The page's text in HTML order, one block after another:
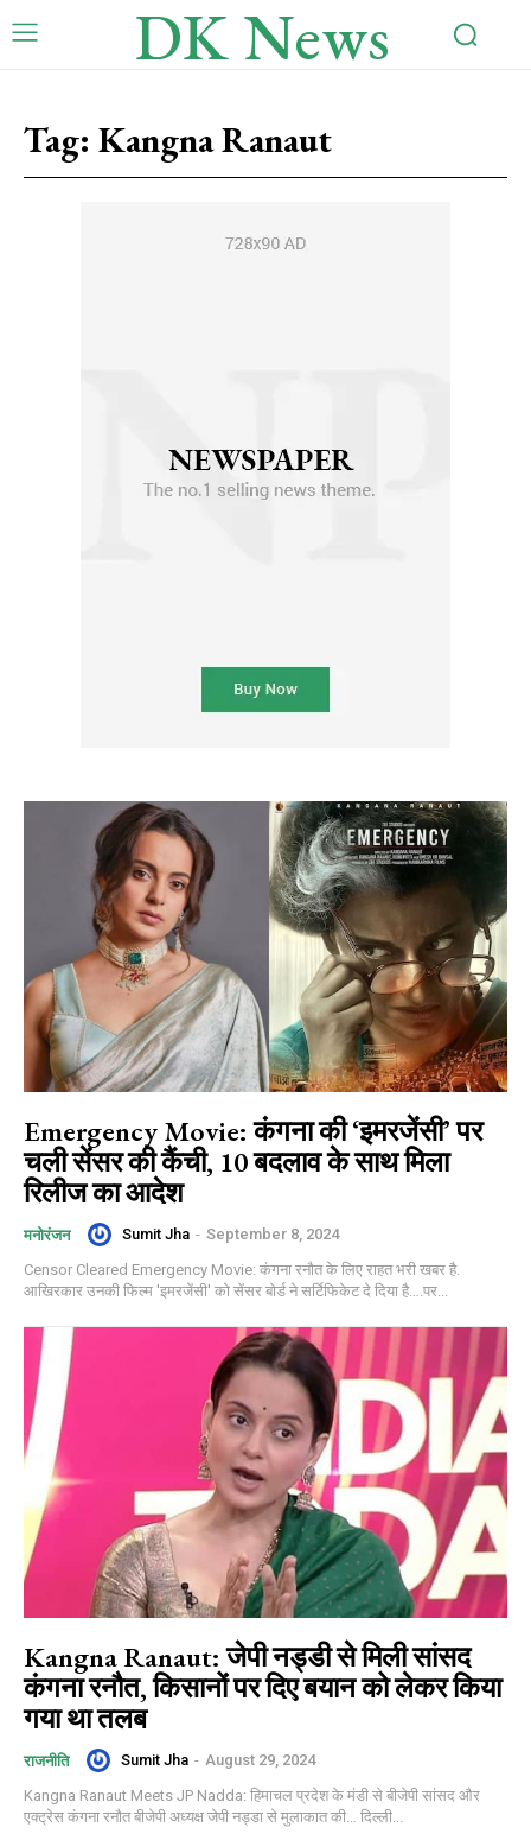
DK News
Tag: Kangna Ranaut
Emergency Movie: कंगना की ‘इमरजेंसी’ पर
चली सेंसर की कैंची, 10 बदलाव के साथ मिला
रिलीज का आदेश
मनोरंजन Sumit Jha - September 8, 2024
Censor Cleared Emergency Movie: कंगना रनौत के लिए राहत भरी खबर है.
आखिरकार उनकी फिल्म 'इमरजेंसी' को सेंसर बोर्ड ने सर्टिफिकेट दे दिया है….पर...
Kangna Ranaut: जेपी नड्डी से मिली सांसद
कंगना रनौत, किसानों पर दिए बयान को लेकर किया
गया था तलब
राजनीति Sumit Jha - August 29, 2024
Kangna Ranaut Meets JP Nadda: हिमाचल प्रदेश के मंडी से बीजेपी सांसद और
एक्ट्रेस ​​​​​​कंगना रनौत बीजेपी अध्यक्ष जेपी नड्डा से मुलाकात की… दिल्ली...